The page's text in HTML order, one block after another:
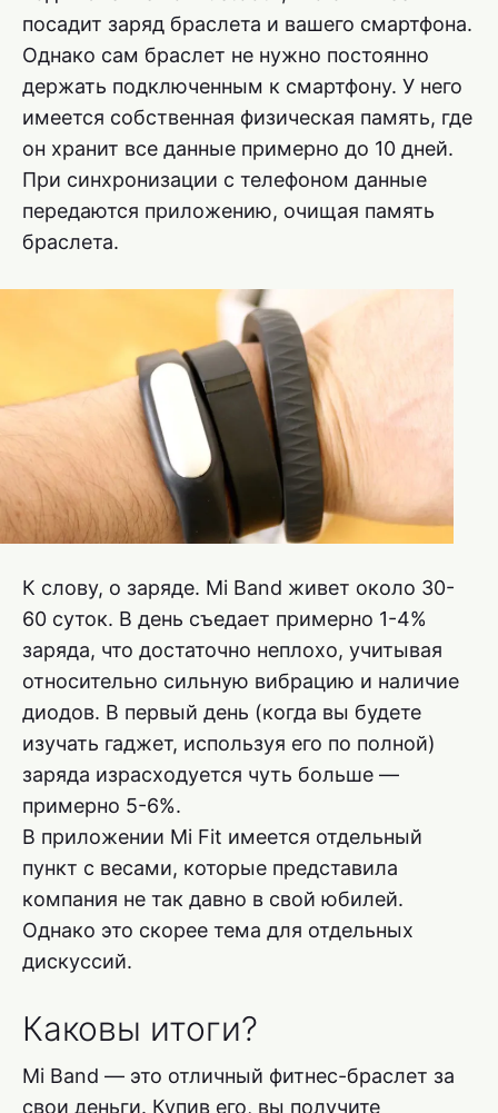
посадит заряд браслета и вашего смартфона.
Однако сам браслет не нужно постоянно
держать подключенным к смартфону. У него
имеется собственная физическая память, где
он хранит все данные примерно до 10 дней.
При синхронизации с телефоном данные
передаются приложению, очищая память
браслета.
К слову, о заряде. Mi Band живет около 30-
60 суток. В день съедает примерно 1-4%
заряда, что достаточно неплохо, учитывая
относительно сильную вибрацию и наличие
диодов. В первый день (когда вы будете
изучать гаджет, используя его по полной)
заряда израсходуется чуть больше —
примерно 5-6%.
В приложении Mi Fit имеется отдельный
пункт с весами, которые представила
компания не так давно в свой юбилей.
Однако это скорее тема для отдельных
дискуссий.
Каковы итоги?
Mi Band — это отличный фитнес-браслет за
свои деньги. Купив его, вы получите